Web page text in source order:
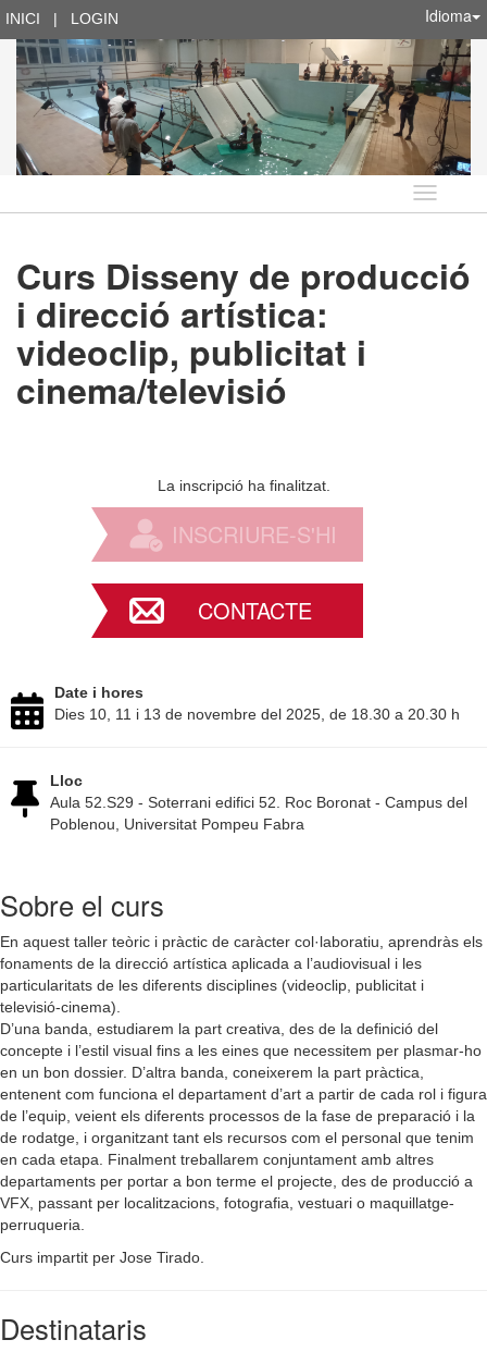
INICI | LOGIN Idioma
Idioma
Curs Disseny de producció
i direcció artística:
videoclip, publicitat i
cinema/televisió
La inscripció ha finalitzat.
INSCRIURE-S'HI
CONTACTE
Date i hores
Dies 10, 11 i 13 de novembre del 2025, de 18.30 a 20.30 h
Lloc
Aula 52.S29 - Soterrani edifici 52. Roc Boronat - Campus del
Poblenou, Universitat Pompeu Fabra
Sobre el curs
En aquest taller teòric i pràctic de caràcter col·laboratiu, aprendràs els
fonaments de la direcció artística aplicada a l’audiovisual i les
particularitats de les diferents disciplines (videoclip, publicitat i
televisió-cinema).
D’una banda, estudiarem la part creativa, des de la definició del
concepte i l’estil visual fins a les eines que necessitem per plasmar-ho
en un bon dossier. D’altra banda, coneixerem la part pràctica,
entenent com funciona el departament d’art a partir de cada rol i figura
de l’equip, veient els diferents processos de la fase de preparació i la
de rodatge, i organitzant tant els recursos com el personal que tenim
en cada etapa. Finalment treballarem conjuntament amb altres
departaments per portar a bon terme el projecte, des de producció a
VFX, passant per localitzacions, fotografia, vestuari o maquillatge-
perruqueria.
Curs impartit per Jose Tirado.
Destinataris